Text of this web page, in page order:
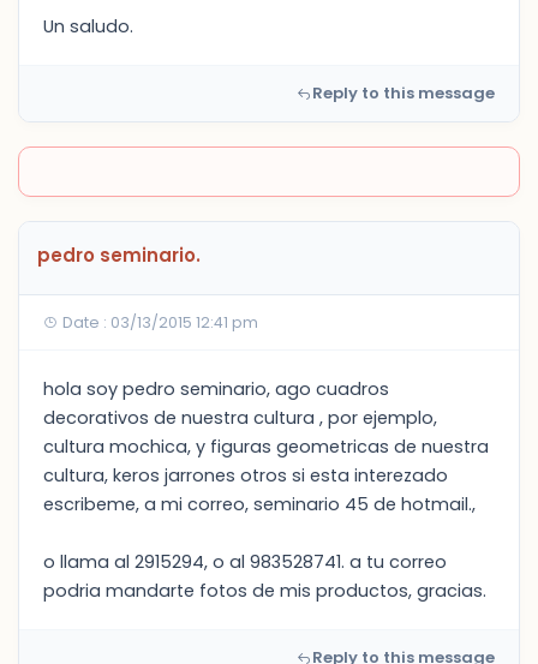
Un saludo.
Reply to this message
pedro seminario.
Date : 03/13/2015 12:41 pm
hola soy pedro seminario, ago cuadros
decorativos de nuestra cultura , por ejemplo,
cultura mochica, y figuras geometricas de nuestra
cultura, keros jarrones otros si esta interezado
escribeme, a mi correo, seminario 45 de hotmail.,
o llama al 2915294, o al 983528741. a tu correo
podria mandarte fotos de mis productos, gracias.
Reply to this message